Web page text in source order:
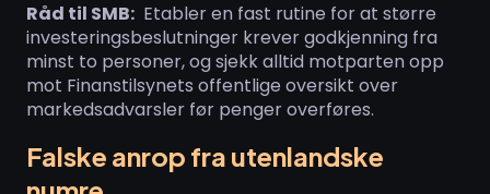
Råd til SMB: Etabler en fast rutine for at større
investeringsbeslutninger krever godkjenning fra
minst to personer, og sjekk alltid motparten opp
mot Finanstilsynets offentlige oversikt over
markedsadvarsler før penger overføres.
Falske anrop fra utenlandske